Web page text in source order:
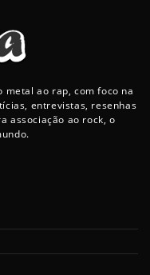
metal ao rap, com foco na
entrevistas, resenhas
associação ao rock, o